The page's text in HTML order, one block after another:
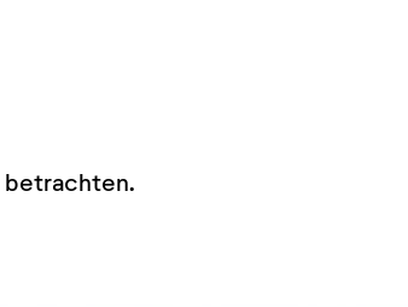
betrachten.